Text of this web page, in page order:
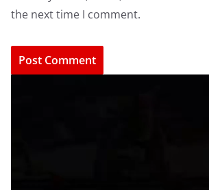
the next time I comment.